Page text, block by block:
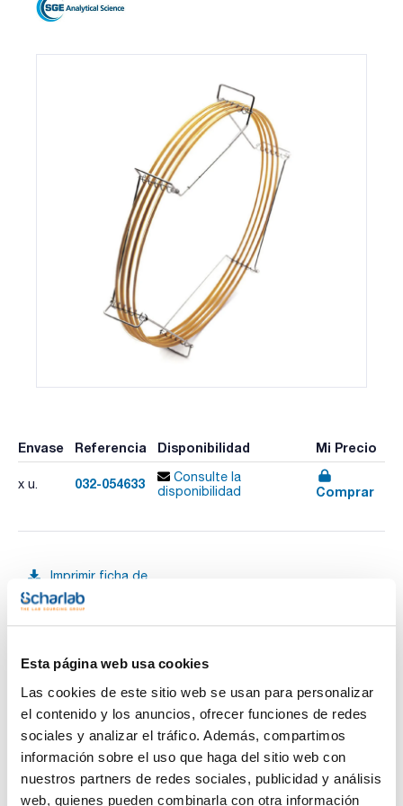
Esta página web usa cookies
Las cookies de este sitio web se usan para personalizar
el contenido y los anuncios, ofrecer funciones de redes
sociales y analizar el tráfico. Además, compartimos
información sobre el uso que haga del sitio web con
nuestros partners de redes sociales, publicidad y análisis
web, quienes pueden combinarla con otra información
Envase Referencia Disponibilidad Mi Precio
x u. 032-054633
Consulte la
disponibilidad
Comprar
Imprimir ficha de
producto
Características
Longitud (m) : 15
Pack (u.) : 1
Fase única de alta temperatura equivalente a 5% Fenil 95%
Policarborano-siloxano.
- Ultra alta temperatura
- Ideal para destilación simulada y otras aplicaciones de
petróleo
- Disponibles con revestimiento de aluminio (Alum.) y con
Ver más
Documentación técnica
TDS / Ficha técnica COA